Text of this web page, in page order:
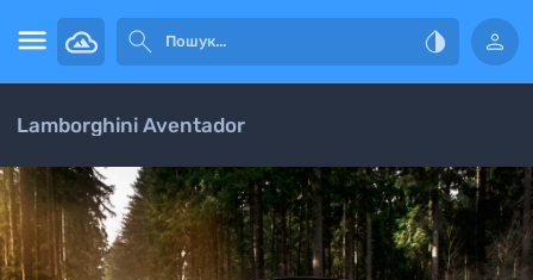
   
Lamborghini Aventador